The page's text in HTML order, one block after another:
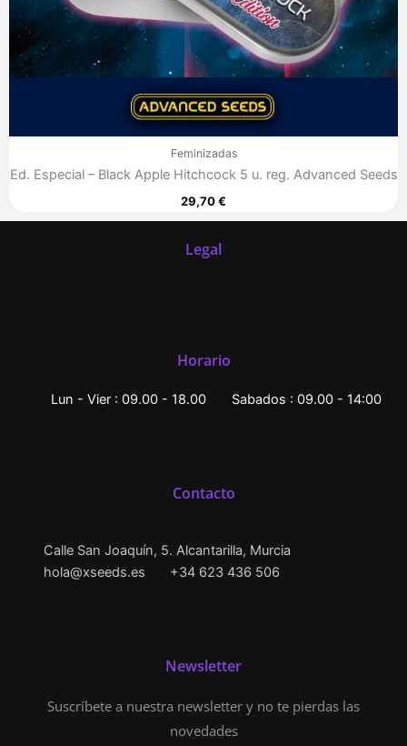
Feminizadas
Ed. Especial – Black Apple Hitchcock 5 u. reg. Advanced Seeds
29,70€
Legal
Horario
Lun - Vier : 09.00 - 18.00 Sabados : 09.00 - 14:00
Contacto
Calle San Joaquín, 5. Alcantarilla, Murcia
hola@xseeds.es
+34 623 436 506
Newsletter
Suscríbete a nuestra newsletter y no te pierdas las
novedades